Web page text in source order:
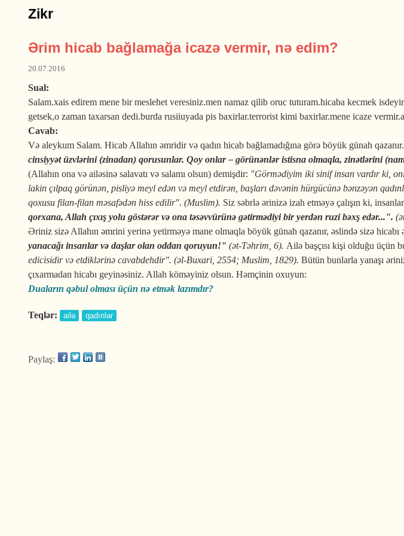
Zikr
Ərim hicab bağlamağa icazə vermir, nə edim?
20.07.2016
Sual:
Salam.xais edirem mene bir meslehet veresiniz.men namaz qilib oruc tuturam.hicaba kecmek
getsek,o zaman taxarsan dedi.burda rusiiuyada pis baxirlar.terrorist kimi baxirlar.mene icaze
Cavab:
Və aleykum Salam. Hicab Allahın əmridir və qadın hicab bağlamadığına görə böyük günah
cinsiyyət üzvlərini (zinadan) qorusunlar. Qoy onlar – görünənlər istisna olmaqla, zinətlərini
(Allahın ona və ailəsinə salavatı və salamı olsun) demişdir: "Görmədiyim iki sinif insan vardır ki,
lakin çılpaq görünən, pisliyə meyl edən və meyl etdirən, başları dəvənin hürgücünə bənzəyən
qoxusu filan-filan məsafədən hiss edilir". (Muslim). Siz səbrlə ərinizə izah etməyə çalışın ki,
qorxana, Allah çıxış yolu göstərər və ona təsəvvürünə gətirmədiyi bir yerdən ruzi bəxş edər...".
Əriniz sizə Allahın əmrini yerinə yetirməyə mane olmaqla böyük günah qazanır, əslində sizə
yanacağı insanlar və daşlar olan oddan qoruyun!" (ət-Təhrim, 6). Ailə başçısı kişi olduğu üçün
edicisidir və etdiklərinə cavabdehdir". (əl-Buxari, 2554; Muslim, 1829). Bütün bunlarla yanaşı
çıxarmadan hicabı geyinəsiniz. Allah köməyiniz olsun. Həmçinin oxuyun:
Duaların qəbul olması üçün nə etmək lazımdır?
Teqlər: ailə qadınlar
Paylaş: